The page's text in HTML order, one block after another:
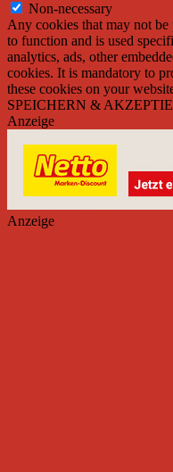
Non-necessary
Any cookies that may not
to function and is used
analytics, ads, other
cookies. It is mandatory to
these cookies on your
SPEICHERN &
Anzeige
Anzeige